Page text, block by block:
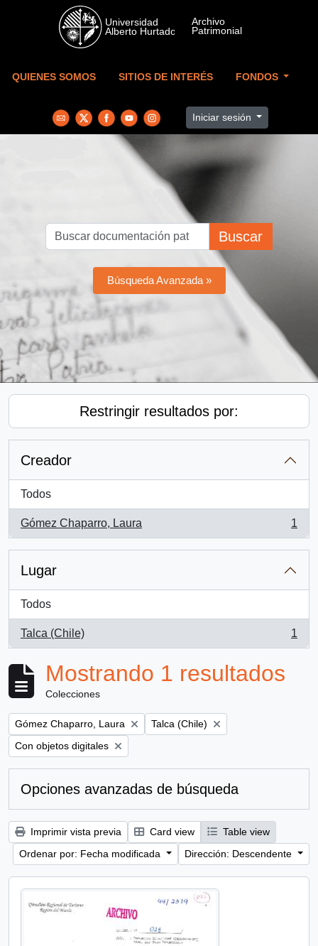
Skip to main content
QUIENES SOMOS SITIOS DE INTERÉS FONDOS
Iniciar sesión
Buscar
Búsqueda Avanzada »
Restringir resultados por:
Creador
Todos
Gómez Chaparro, Laura
, 1 resultados
1
Lugar
Todos
Talca (Chile)
, 1 resultados
1
Mostrando 1 resultados
Colecciones
Remove filter:
Gómez Chaparro, Laura Remove filter:
Talca (Chile)
Remove filter:
Con objetos digitales
Opciones avanzadas de búsqueda
Imprimir vista previa Card view
Table view
Ordenar por: Fecha modificada
Dirección: Descendente